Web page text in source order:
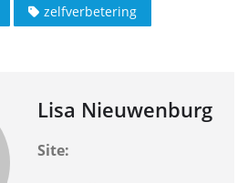
zelfverbetering
Lisa Nieuwenburg
Site: